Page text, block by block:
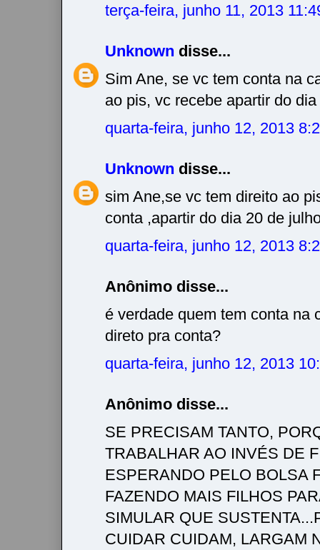
terça-feira, junho 11, 2013
Unknown disse...
Sim Ane, se vc tem conta na
ao pis, vc recebe apartir do
quarta-feira, junho 12, 2013
Unknown disse...
sim Ane,se vc tem direito ao
conta ,apartir do dia 20 de
quarta-feira, junho 12, 2013
Anônimo disse...
é verdade quem tem conta na
direto pra conta?
quarta-feira, junho 12, 2013
Anônimo disse...
SE PRECISAM TANTO,
TRABALHAR AO INVÉS DE
ESPERANDO PELO BOLSA
FAZENDO MAIS FILHOS
SIMULAR QUE
CUIDAR CUIDAM, LARGAM